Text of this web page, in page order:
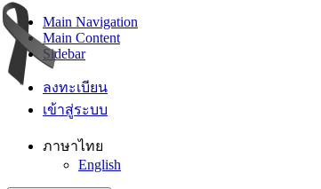
Main Navigation
Main Content
Sidebar
ลงทะเบียน
เข้าสู่ระบบ
ภาษาไทย
English